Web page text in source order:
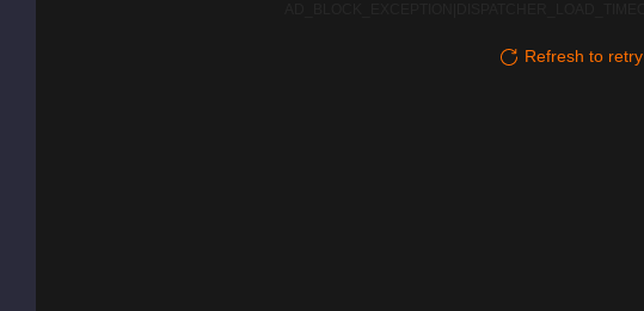
Refresh to retry